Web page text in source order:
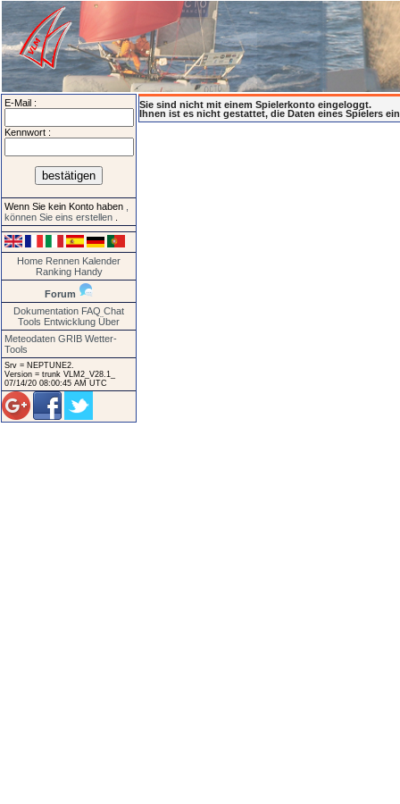
E-Mail :
Kennwort :
Wenn Sie kein Konto haben
können Sie eins erstellen
Home Rennen Kalender
Ranking Handy
Forum
Dokumentation FAQ Chat
Tools Entwicklung Über
Meteodaten GRIB Wetter-
Tools
Srv = NEPTUNE2.
Version = trunk VLM2_V28.1_
07/14/20 08:00:45 AM UTC
Sie sind nicht mit einem Spielerkonto eingeloggt.
Ihnen ist es nicht gestattet, die Daten eines Spielers